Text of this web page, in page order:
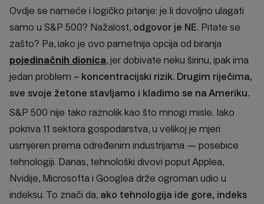
Ovdje se nameće i logičko pitanje: je li dovoljno ulagati
samo u S&P 500? Nažalost, odgovor je NE. Pitate se
zašto? Pa, iako je ovo pametnija opcija od biranja
pojedinačnih dionica, jer dobivate neku širinu, ipak ima
jedan problem – koncentracijski rizik. Drugim riječima,
sve svoje žetone stavljamo i kladimo se na Ameriku.
S&P 500 nije tako raznolik kao što mnogi misle. Iako
pokriva 11 sektora gospodarstva, u velikoj je mjeri
usmjeren prema određenim industrijama — posebice
tehnologiji. Danas, tehnološki divovi poput Applea,
Nvidije, Microsofta i Googlea drže ogroman udio u
indeksu. To znači da, ako tehnologija ide gore, indeks